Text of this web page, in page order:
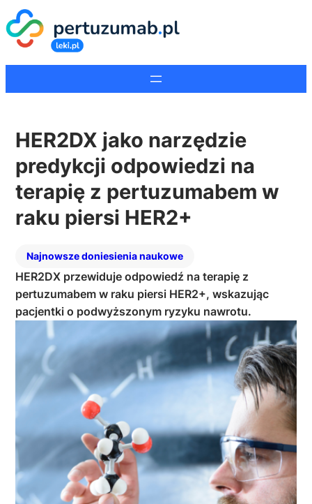
HER2DX jako narzędzie
predykcji odpowiedzi na
terapię z pertuzumabem w
raku piersi HER2+
Najnowsze doniesienia naukowe
HER2DX przewiduje odpowiedź na terapię z
pertuzumabem w raku piersi HER2+, wskazując
pacjentki o podwyższonym ryzyku nawrotu.